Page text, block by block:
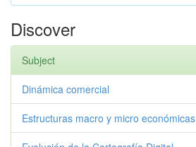
Discover
Subject
Dinámica comercial
Estructuras macro y micro económicas